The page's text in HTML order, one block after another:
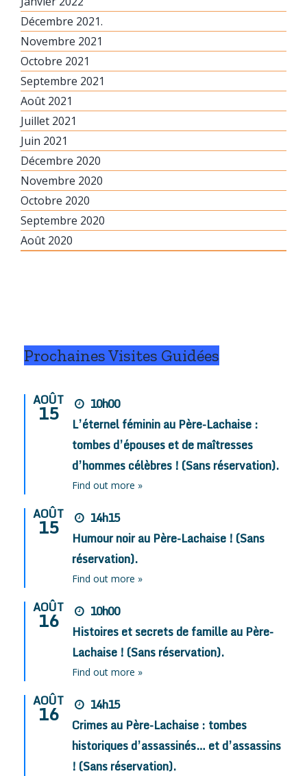
Décembre 2021.
Novembre 2021
Octobre 2021
Septembre 2021
Août 2021
Juillet 2021
Juin 2021
Décembre 2020
Novembre 2020
Octobre 2020
Septembre 2020
Août 2020
Prochaines Visites Guidées
AOÛT
15
10h00
L’éternel féminin au Père-Lachaise :
tombes d’épouses et de maîtresses
d’hommes célèbres ! (Sans réservation).
Find out more »
AOÛT
15
14h15
Humour noir au Père-Lachaise ! (Sans
réservation).
Find out more »
AOÛT
16
10h00
Histoires et secrets de famille au Père-
Lachaise ! (Sans réservation).
Find out more »
AOÛT
16
14h15
Crimes au Père-Lachaise : tombes
historiques d’assassinés… et d’assassins
! (Sans réservation).